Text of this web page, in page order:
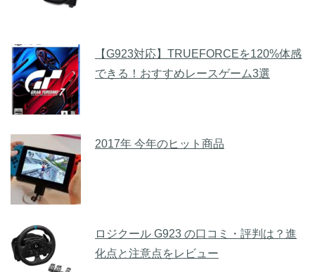
【G923対応】TRUEFORCEを120%体感
できる！おすすめレースゲーム3選
2017年 今年のヒット商品
ロジクール G923 の口コミ・評判は？進
化点と注意点をレビュー